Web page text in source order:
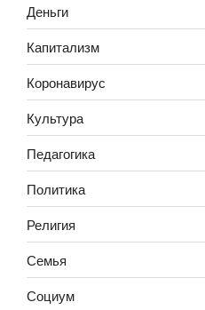
Деньги
Капитализм
Коронавирус
Культура
Педагогика
Политика
Религия
Семья
Социум